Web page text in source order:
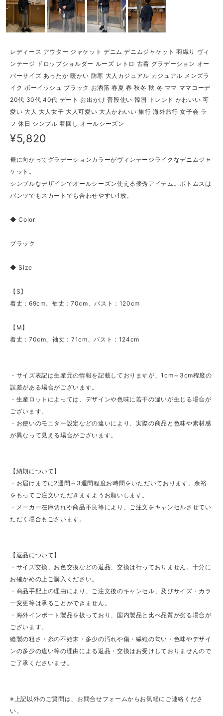
レディース アウター ジャケット デニム デニムジャケット 羽織り ヴィ
ンテージ ドロップショルダー ルーズ レトロ 古着 グラデーション オー
バーサイズ あったか 暖かい 防寒 大人カジュアル カジュアル メンズラ
イク ボーイッシュ ブラック お洒落 春夏 春 秋冬 秋 冬 ママ ママコーデ
20代 30代 40代 デート お出かけ 普段使い 韓国 トレンド かわいい 可
愛い 大人 大人女子 大人可愛い 大人かわいい 旅行 海外旅行 女子会 ラ
フ 休日 シンプル 着回し オールシーズン
¥5,820
裾に向かってグラデーションカラーがヴィンテージライクなデニムジャ
ケット。
シンプルなデザインでオールシーズン使える優秀アイテム。ボトムスは
パンツでもスカートでも合わせやすい1枚。
◆ Color
ブラック
◆ Size
【S】
着丈：69cm、袖丈：70cm、バスト：120cm
【M】
着丈：70cm、袖丈：71cm、バスト：124cm
・サイズ表記は生産元の情報を記載しておりますが、1cm～3cm程度の
誤差がある場合がございます。
・生産ロットによっては、デザインや色味に若干の違いが生じる場合が
ございます。
・お使いのモニター設定などの違いにより、実際の商品と色味や素材感
が異なって見える場合がございます。
【納期について】
・お届けまでに2週間～3週間程度お時間をいただいております。余裕
をもってご注文いただきますようお願いします。
・メーカー在庫切れや商品不良等により、ご注文をキャンセルさせてい
ただく場合もございます。
【返品について】
・サイズ交換、お色交換などの返品、交換は行っておりません。十分に
お確かめの上ご購入ください。
・商品手配上の理由により、ご注文後のキャンセル、及びサイズ・カラ
ー変更等は承ることができません。
・海外インポート製品を扱っており、国内製品と比べ品質が劣る場合が
ございます。
縫製の粗さ・糸の不始末・多少の汚れや傷・繊維の匂い・色味やデザイ
ンの多少の違い等の理由による返品・交換はお受けしておりませんので
ご了承くださいませ。
※上記以外のご質問は、お問合せフォームからお気軽にご連絡くださ
い。